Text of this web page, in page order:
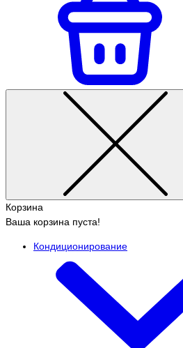
Корзина
Ваша корзина пуста!
Кондиционирование